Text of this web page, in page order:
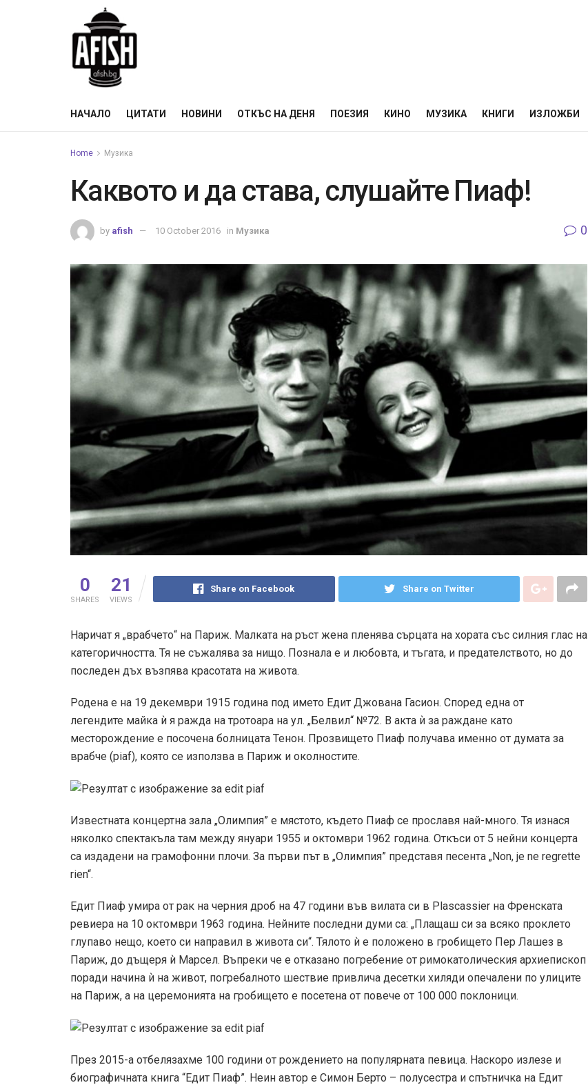
НАЧАЛО ЦИТАТИ НОВИНИ ОТКЪС НА ДЕНЯ ПОЕЗИЯ КИНО МУЗИКА КНИГИ ИЗЛОЖБИ
Home Музика
Каквото и да става, слушайте Пиаф!
by afish 10 October 2016 in Музика 0
0
SHARES
21
VIEWS
Share on Facebook Share on Twitter
Наричат я „врабчето“ на Париж. Малката на ръст жена пленява сърцата на хората със силния глас на
категоричността. Тя не съжалява за нищо. Познала е и любовта, и тъгата, и предателството, но до
последен дъх възпява красотата на живота.
Родена е на 19 декември 1915 година под името Едит Джована Гасион. Според една от
легендите майка ѝ я ражда на тротоара на ул. „Белвил“ №72. В акта ѝ за раждане като
месторождение е посочена болницата Тенон. Прозвището Пиаф получава именно от думата за
врабче (piaf), която се използва в Париж и околностите.
Известната концертна зала „Олимпия” е мястото, където Пиаф се прославя най-много. Тя изнася
няколко спектакъла там между януари 1955 и октомври 1962 година. Откъси от 5 нейни концерта
са издадени на грамофонни плочи. За първи път в „Олимпия” представя песента „Non, je ne regrette
rien“.
Едит Пиаф умира от рак на черния дроб на 47 години във вилата си в Plascassier на Френската
ревиера на 10 октомври 1963 година. Нейните последни думи са: „Плащаш си за всяко проклето
глупаво нещо, което си направил в живота си“. Тялото ѝ е положено в гробището Пер Лашез в
Париж, до дъщеря ѝ Марсел. Въпреки че е отказано погребение от римокатолическия архиепископ
поради начина ѝ на живот, погребалното шествие привлича десетки хиляди опечалени по улиците
на Париж, а на церемонията на гробището е посетена от повече от 100 000 поклоници.
През 2015-а отбелязахме 100 години от рождението на популярната певица. Наскоро излезе и
биографичната книга “Едит Пиаф”. Неин автор е Симон Берто – полусестра и спътничка на Едит